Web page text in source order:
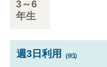
3～6
年生
週3日利用 （※1）